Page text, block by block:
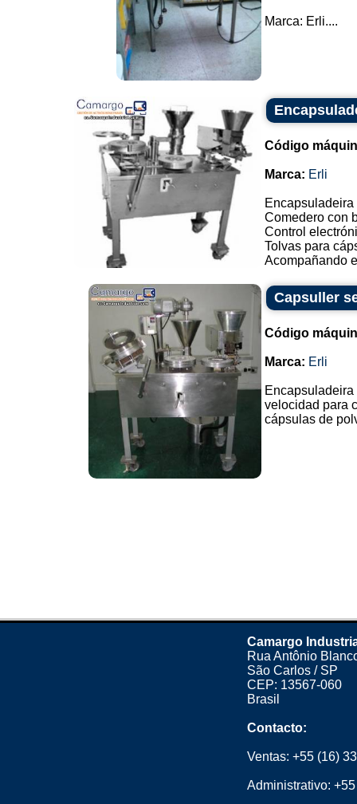
Marca: Erli....
Código
Marca: Erli
Comedero con
Control
Tolvas para
Acompañando
Capsuller
Código
Marca: Erli
velocidad para
cápsulas de
Camargo
Rua Antônio
São Carlos / SP
CEP: 13567-060
Brasil
Contacto:
Ventas: +55 (16)
Administrativo: